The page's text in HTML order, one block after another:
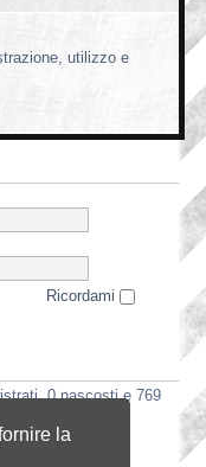
la
utilizzo e
Ricordami
0 nascosti e 769
ago 2026, 5:56